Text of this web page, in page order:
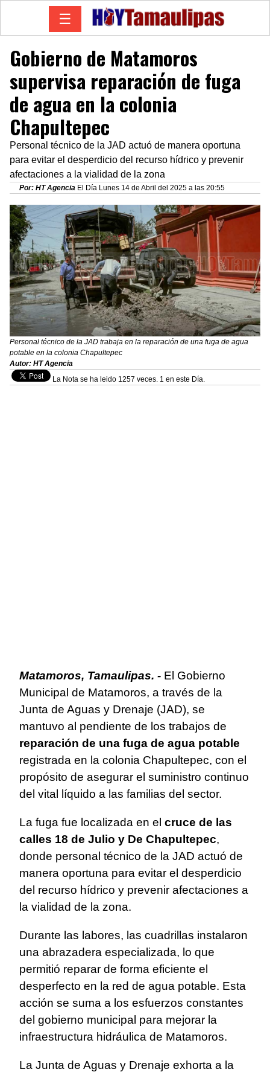
☰
Gobierno de Matamoros
supervisa reparación de fuga
de agua en la colonia
Chapultepec
Personal técnico de la JAD actuó de manera oportuna
para evitar el desperdicio del recurso hídrico y prevenir
afectaciones a la vialidad de la zona
Por: HT Agencia El Día Lunes 14 de Abril del 2025 a las 20:55
Personal técnico de la JAD trabaja en la reparación de una fuga de agua
potable en la colonia Chapultepec
Autor: HT Agencia
La Nota se ha leido 1257 veces. 1 en este Día.
Matamoros, Tamaulipas. - El Gobierno
Municipal de Matamoros, a través de la
Junta de Aguas y Drenaje (JAD), se
mantuvo al pendiente de los trabajos de
reparación de una fuga de agua potable
registrada en la colonia Chapultepec, con el
propósito de asegurar el suministro continuo
del vital líquido a las familias del sector.
La fuga fue localizada en el cruce de las
calles 18 de Julio y De Chapultepec,
donde personal técnico de la JAD actuó de
manera oportuna para evitar el desperdicio
del recurso hídrico y prevenir afectaciones a
la vialidad de la zona.
Durante las labores, las cuadrillas instalaron
una abrazadera especializada, lo que
permitió reparar de forma eficiente el
desperfecto en la red de agua potable. Esta
acción se suma a los esfuerzos constantes
del gobierno municipal para mejorar la
infraestructura hidráulica de Matamoros.
La Junta de Aguas y Drenaje exhorta a la